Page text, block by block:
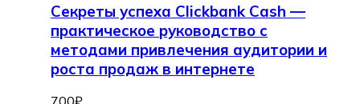
Секреты успеха Clickbank Cash —
практическое руководство с
методами привлечения аудитории и
роста продаж в интернете